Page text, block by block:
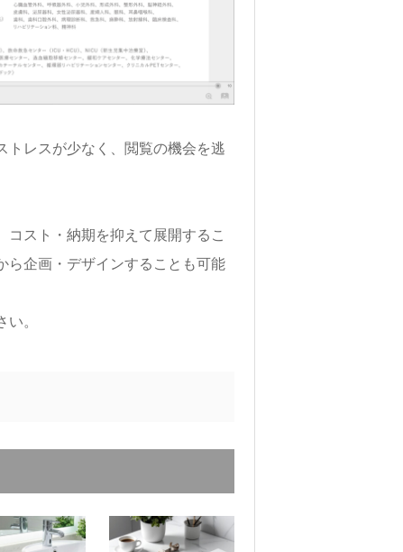
レスが少なく、閲覧の機会を逃
スト・納期を抑えて展開するこ
ら企画・デザインすることも可能
。